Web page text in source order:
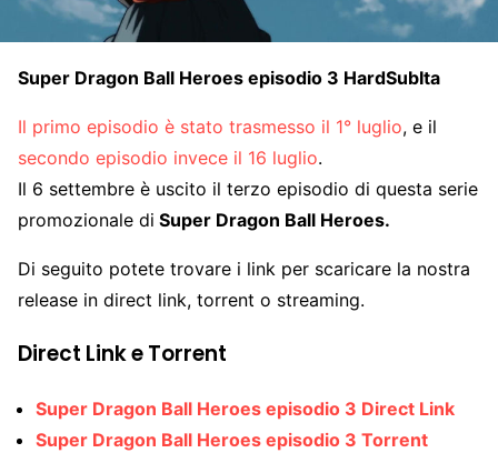
Super Dragon Ball Heroes episodio 3 HardSubIta
Il primo episodio è stato trasmesso il 1° luglio, e il
secondo episodio invece il 16 luglio.
Il 6 settembre è uscito il terzo episodio di questa serie
promozionale di Super Dragon Ball Heroes.
Di seguito potete trovare i link per scaricare la nostra
release in direct link, torrent o streaming.
Direct Link e Torrent
Super Dragon Ball Heroes episodio 3 Direct Link
Super Dragon Ball Heroes episodio 3 Torrent